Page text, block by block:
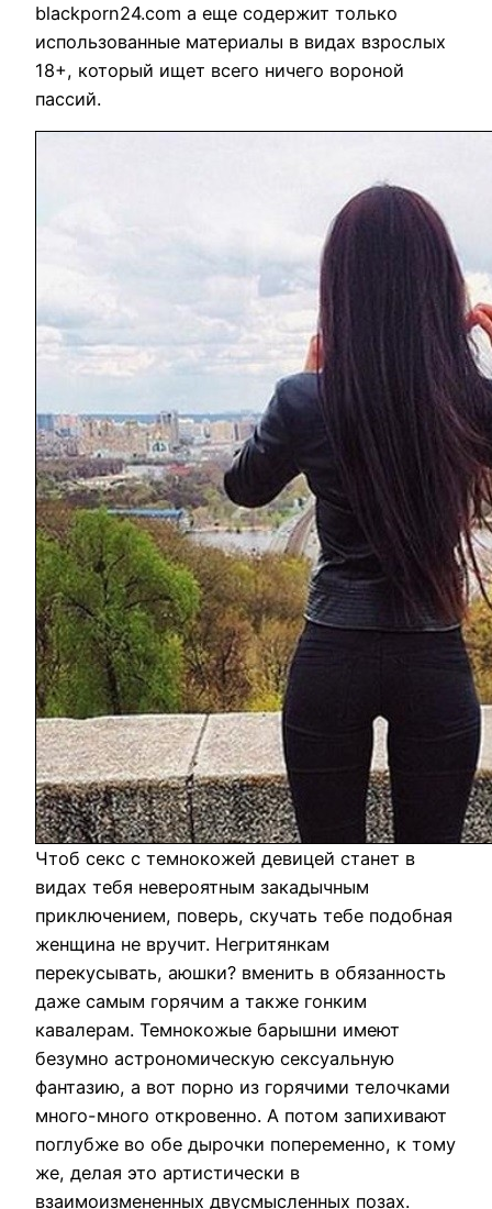
blackporn24.com а еще содержит только
использованные материалы в видах взрослых
18+, который ищет всего ничего вороной
пассий.
Чтоб секс с темнокожей девицей станет в
видах тебя невероятным закадычным
приключением, поверь, скучать тебе подобная
женщина не вручит. Негритянкам
перекусывать, аюшки? вменить в обязанность
даже самым горячим а также гонким
кавалерам. Темнокожые барышни имеют
безумно астрономическую сексуальную
фантазию, а вот порно из горячими телочками
много-много откровенно. А потом запихивают
поглубже во обе дырочки попеременно, к тому
же, делая это артистически в
взаимоизмененных двусмысленных позах.